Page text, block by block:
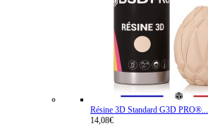
Résine 3D Standard G3D PRO®...
14,08€